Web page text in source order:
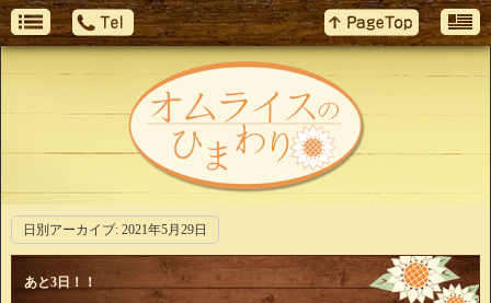
日別アーカイブ: 2021年5月29日
あと3日！！